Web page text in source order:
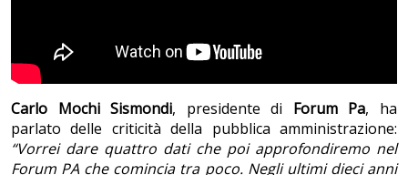
Carlo Mochi Sismondi, presidente di Forum Pa, ha
parlato delle criticità della pubblica amministrazione:
“Vorrei dare quattro dati che poi approfondiremo nel
Forum PA che comincia tra poco. Negli ultimi dieci anni